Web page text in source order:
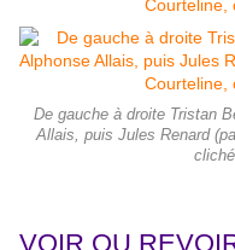
De gauche à droite Tristan
Allais, puis Jules Renard
VOIR OU